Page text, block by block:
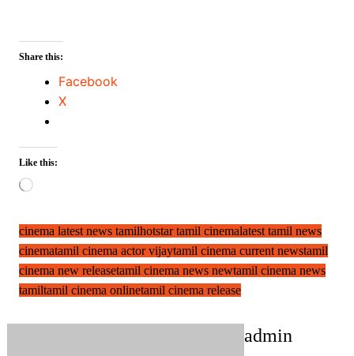
Share this:
Facebook
X
Like this:
Loading…
cinema latest news tamilhotstar tamil cinemalatest tamil news
cinematamil cinema actor vijaytamil cinema current newstamil
cinema new releasetamil cinema news newtamil cinema news
tamiltamil cinema onlinetamil cinema release
admin